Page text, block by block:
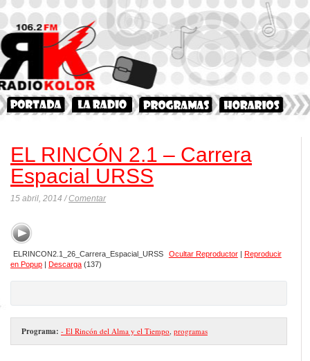
EL RINCÓN 2.1 – Carrera
Espacial URSS
15 abril, 2014 /Comentar
ELRINCON2.1_26_Carrera_Espacial_URSS Ocultar Reproductor| Reproducir
en Popup | Descarga (137)
Programa: - El Rincón del Alma y el Tiempo programas